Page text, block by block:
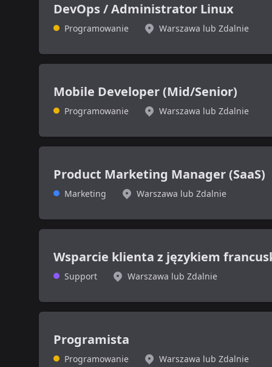
DevOps / Administrator Linux
Programowanie Warszawa lub Zdalnie
Mobile Developer (Mid/Senior)
Programowanie Warszawa lub Zdalnie
Product Marketing Manager (SaaS)
Marketing Warszawa lub Zdalnie
Wsparcie klienta z językiem
Support Warszawa lub Zdalnie
Programista
Programowanie Warszawa lub Zdalnie